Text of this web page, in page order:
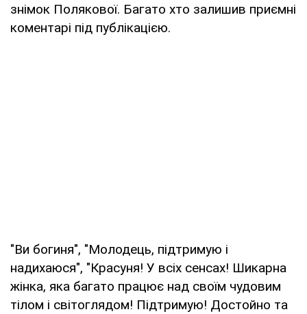
знімок Полякової. Багато хто залишив приємні
коментарі під публікацією.
"Ви богиня", "Молодець, підтримую і
надихаюся", "Красуня! У всіх сенсах! Шикарна
жінка, яка багато працює над своїм чудовим
тілом і світоглядом! Підтримую! Достойно та